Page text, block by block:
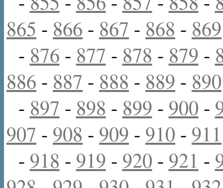
865 - 866 - 867 - 868 - 869
- 876 - 877 - 878 - 879 -
886 - 887 - 888 - 889 - 890
- 897 - 898 - 899 - 900 -
907 - 908 - 909 - 910 - 911
- 918 - 919 - 920 - 921 -